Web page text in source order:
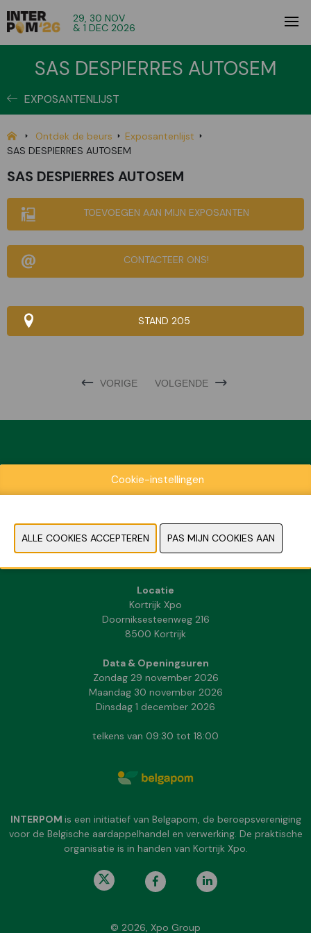
29, 30 NOV
& 1 DEC 2026
SAS DESPIERRES AUTOSEM
EXPOSANTENLIJST
Ontdek de beurs
Exposantenlijst
SAS DESPIERRES AUTOSEM
SAS DESPIERRES AUTOSEM
TOEVOEGEN AAN MIJN EXPOSANTEN
CONTACTEER ONS!
STAND 205
VORIGE VOLGENDE
Praktische informatie
Pers- en beeldmateriaal
Locatie
Kortrijk Xpo
Doorniksesteenweg 216
8500 Kortrijk
Data & Openingsuren
Zondag 29 november 2026
Maandag 30 november 2026
Dinsdag 1 december 2026
telkens van 09:30 tot 18:00
INTERPOM is een initiatief van Belgapom, de beroepsvereniging
voor de Belgische aardappelhandel en verwerking. De praktische
organisatie is in handen van Kortrijk Xpo.
© 2026, Xpo Group
Cookie-instellingen